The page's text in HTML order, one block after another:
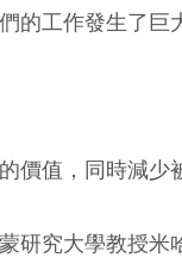
的工作發生了巨
價值，同時減少
研究大學教授米